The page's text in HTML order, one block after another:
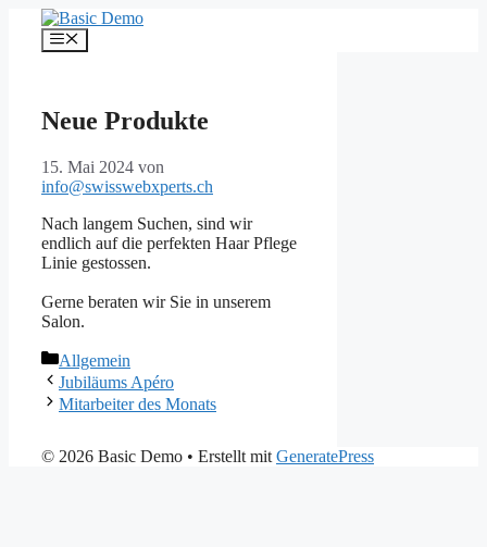
Inhalt
springen
Menü
Neue Produkte
15. Mai 2024 von
info@swisswebxperts.ch
Nach langem Suchen, sind wir
endlich auf die perfekten Haar Pflege
Linie gestossen.
Gerne beraten wir Sie in unserem
Salon.
Kategorien
Allgemein
Jubiläums Apéro
Mitarbeiter des Monats
© 2026 Basic Demo • Erstellt mit GeneratePress